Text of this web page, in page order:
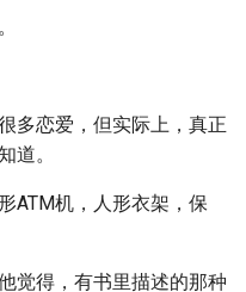
多恋爱，但实际上，真正
道。
ATM机，人形衣架，保
觉得，有书里描述的那种